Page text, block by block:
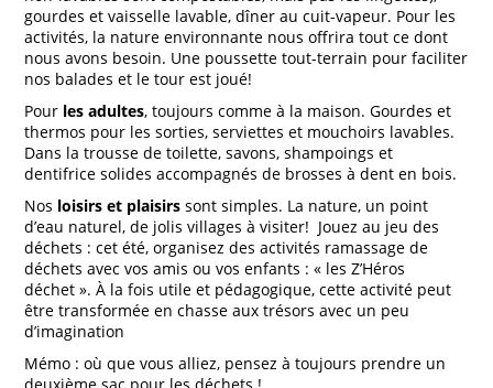
gourdes et vaisselle lavable, dîner au cuit-vapeur. Pour les
activités, la nature environnante nous offrira tout ce dont
nous avons besoin. Une poussette tout-terrain pour faciliter
nos balades et le tour est joué!
Pour les adultes, toujours comme à la maison. Gourdes et
thermos pour les sorties, serviettes et mouchoirs lavables.
Dans la trousse de toilette, savons, shampoings et
dentifrice solides accompagnés de brosses à dent en bois.
Nos loisirs et plaisirs sont simples. La nature, un point
d’eau naturel, de jolis villages à visiter! Jouez au jeu des
déchets : cet été, organisez des activités ramassage de
déchets avec vos amis ou vos enfants : « les Z’Héros
déchet ». À la fois utile et pédagogique, cette activité peut
être transformée en chasse aux trésors avec un peu
d’imagination
Mémo : où que vous alliez, pensez à toujours prendre un